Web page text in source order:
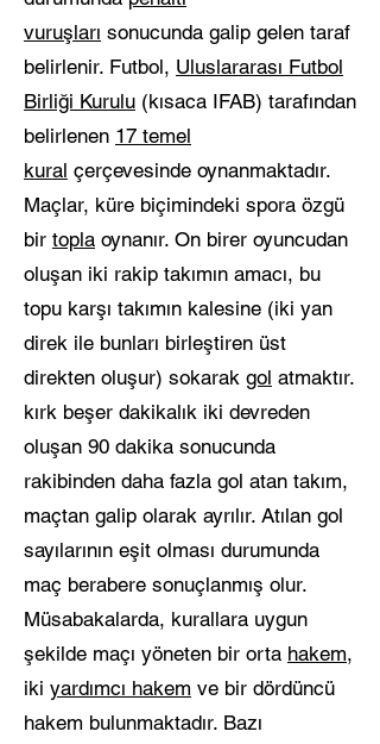
vuruşları sonucunda galip gelen taraf
belirlenir. Futbol, Uluslararası Futbol
Birliği Kurulu (kısaca IFAB) tarafından
belirlenen 17 temel
kural çerçevesinde oynanmaktadır.
Maçlar, küre biçimindeki spora özgü
bir topla oynanır. On birer oyuncudan
oluşan iki rakip takımın amacı, bu
topu karşı takımın kalesine (iki yan
direk ile bunları birleştiren üst
direkten oluşur) sokarak gol atmaktır.
kırk beşer dakikalık iki devreden
oluşan 90 dakika sonucunda
rakibinden daha fazla gol atan takım,
maçtan galip olarak ayrılır. Atılan gol
sayılarının eşit olması durumunda
maç berabere sonuçlanmış olur.
Müsabakalarda, kurallara uygun
şekilde maçı yöneten bir orta hakem,
iki yardımcı hakem ve bir dördüncü
hakem bulunmaktadır. Bazı